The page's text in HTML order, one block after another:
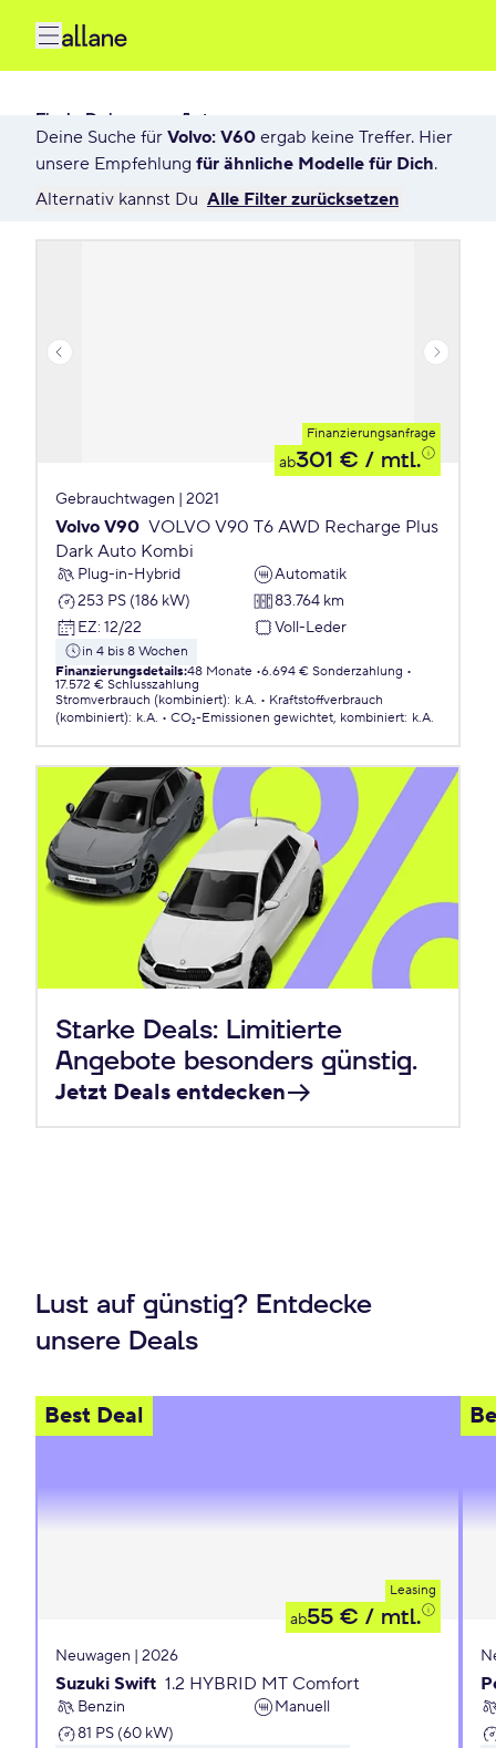
Finde Dein neues Auto
1 Angebot für Deine Suche
Deine Suche für Volvo: V60 ergab keine Treffer. Hier
unsere Empfehlung für ähnliche Modelle für Dich.
Alternativ kannst Du Alle Filter zurücksetzen
Finanzierungsanfrage
ab301 € / mtl.
Gebrauchtwagen | 2021
Volvo V90 VOLVO V90 T6 AWD Recharge Plus
Dark Auto Kombi
Plug-in-Hybrid
Automatik
253 PS (186 kW)
83.764 km
EZ: 12/22 Voll-Leder
in 4 bis 8 Wochen
Finanzierungsdetails:48 Monate 6.694 € Sonderzahlung
17.572 € Schlusszahlung
Stromverbrauch (kombiniert): k.A.
Kraftstoffverbrauch
(kombiniert): k.A. CO₂-Emissionen gewichtet, kombiniert: k.A.
Starke Deals: Limitierte
Angebote besonders günstig.
Jetzt Deals entdecken
Lust auf günstig? Entdecke
unsere Deals
Best Deal
Leasing
ab55 € / mtl.
Neuwagen | 2026
Suzuki Swift 1.2 HYBRID MT Comfort
Benzin
Manuell
81 PS (60 kW)